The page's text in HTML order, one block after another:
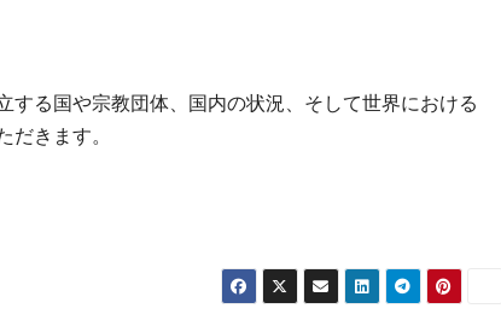
する国や宗教団体、国内の状況、そして世界における
だきます。